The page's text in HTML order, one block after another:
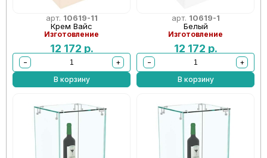
арт. 10619-11
Крем Вайс
Изготовление
12 172 р.
−
+
В корзину
арт. 10619-1
Белый
Изготовление
12 172 р.
−
+
В корзину